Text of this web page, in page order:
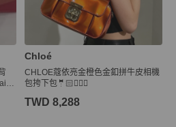
Chloé
CHLOE蔻依亮金橙色金釦拼牛皮相機
包挎下包🤵🏻🤵🏼‍♀️
TWD 8,288